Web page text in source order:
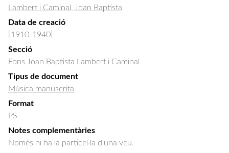
Lambert i Caminal, Joan Baptista
Data de creació
[1910-1940]
Secció
Fons Joan Baptista Lambert i Caminal
Tipus de document
Música manuscrita
Format
PS
Notes complementàries
Només hi ha la particel·la d'una veu.